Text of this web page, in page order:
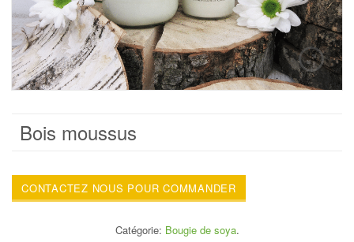
Bois moussus
CONTACTEZ NOUS POUR COMMANDER
Catégorie: Bougie de soya.